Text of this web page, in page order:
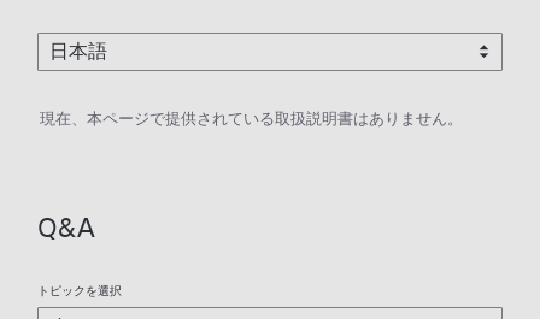
現在、本ページで提供されている取扱説明書はありません。
Q&A
トピックを選択